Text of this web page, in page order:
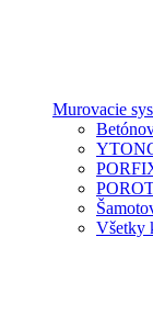
Murovacie
Všetky